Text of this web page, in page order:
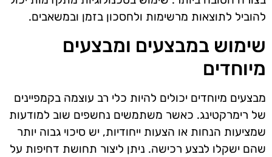
להוביל לתוצאות מרשימות ולחסכון בזמן ובמשאבים.
שימוש במבצעים ומבצעים
מיוחדים
מבצעים מיוחדים יכולים להיות כלי רב עוצמה בקמפיינים
של רימרקטינג. כאשר משתמשים נחשפים שוב למודעות
שמציעות הנחות או הצעות ייחודיות, יש סיכוי גבוה יותר
שהם ישקלו לבצע רכישה. ניתן ליצור תחושת דחיפות על